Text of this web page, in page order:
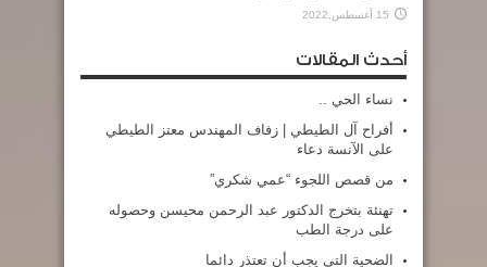
15 أغسطس,2022
أحدث المقالات
نساء الحي ..
أفراح آل الطيطي | زفاف المهندس معتز الطيطي
على الآنسة دعاء
من قصص اللجوء “عمي شكري”
تهنئة بتخرج الدكتور عبد الرحمن محيسن وحصوله
على درجة الطب
الضحية التي يجب أن تعتذر دائما